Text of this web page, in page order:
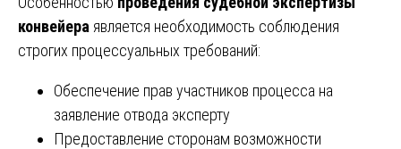
конвейера является необходимость соблюдения
строгих процессуальных требований:
Обеспечение прав участников процесса на
заявление отвода эксперту
Предоставление сторонам возможности